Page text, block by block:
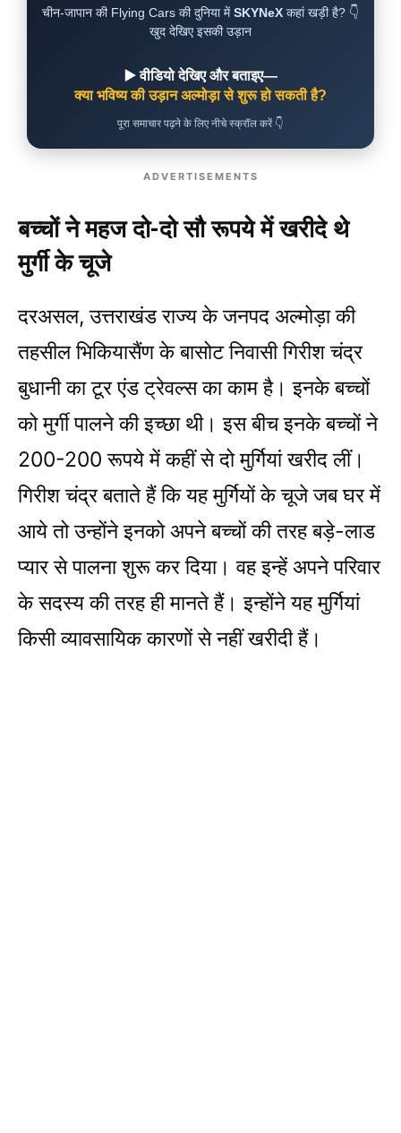
चीन-जापान की Flying Cars की दुनिया मेंSKYNeX कहां खड़ी है? 👇
खुद देखिए इसकी उड़ान
▶️ वीडियो देखिए और बताइए—
क्या भविष्य की उड़ान अल्मोड़ा से शुरू हो सकती है?
पूरा समाचार पढ़ने के लिए नीचे स्क्रॉल करें 👇
ADVERTISEMENTS
बच्चों ने महज दो-दो सौ रूपये में खरीदे थे
मुर्गी के चूजे
दरअसल, उत्तराखंड राज्य के जनपद अल्मोड़ा की
तहसील भिकियासैंण के बासोट निवासी गिरीश चंद्र
बुधानी का टूर एंड ट्रेवल्स का काम है। इनके बच्चों
को मुर्गी पालने की इच्छा थी। इस बीच इनके बच्चों ने
200-200 रूपये में कहीं से दो मुर्गियां खरीद लीं।
गिरीश चंद्र बताते हैं कि यह मुर्गियों के चूजे जब घर में
आये तो उन्होंने इनको अपने बच्चों की तरह बड़े-लाड
प्यार से पालना शुरू कर दिया। वह इन्हें अपने परिवार
के सदस्य की तरह ही मानते हैं। इन्होंने यह मुर्गियां
किसी व्यावसायिक कारणों से नहीं खरीदी हैं।